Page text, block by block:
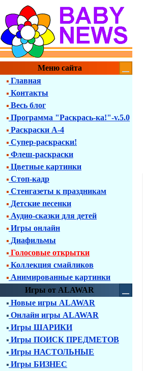
Меню сайта
Главная
Контакты
Весь блог
Программа "Раскрась-ка!"-v.5.0
Раскраски А-4
Супер-раскраски!
Флеш-раскраски
Цветные картинки
Стоп-кадр
Стенгазеты к праздникам
Детские песенки
Аудио-сказки для детей
Игры онлайн
Диафильмы
Голосовые открытки
Коллекция смайликов
Анимированные картинки
Игры от ALAWAR
Новые игры ALAWAR
Онлайн игры ALAWAR
Игры ШАРИКИ
Игры ПОИСК ПРЕДМЕТОВ
Игры НАСТОЛЬНЫЕ
Игры БИЗНЕС